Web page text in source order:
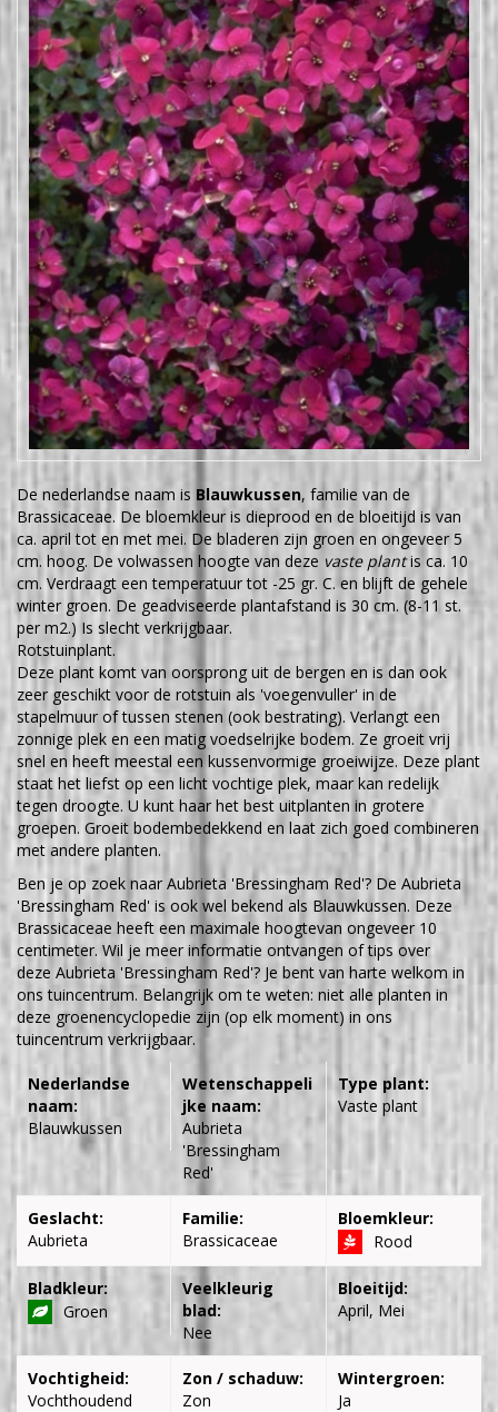
De nederlandse naam is Blauwkussen, familie van de
Brassicaceae. De bloemkleur is dieprood en de bloeitijd is van
ca. april tot en met mei. De bladeren zijn groen en ongeveer 5
cm. hoog. De volwassen hoogte van deze vaste plantis ca. 10
cm. Verdraagt een temperatuur tot -25 gr. C. en blijft de gehele
winter groen. De geadviseerde plantafstand is 30 cm. (8-11 st.
per m2.) Is slecht verkrijgbaar.
Rotstuinplant.
Deze plant komt van oorsprong uit de bergen en is dan ook
zeer geschikt voor de rotstuin als 'voegenvuller' in de
stapelmuur of tussen stenen (ook bestrating). Verlangt een
zonnige plek en een matig voedselrijke bodem. Ze groeit vrij
snel en heeft meestal een kussenvormige groeiwijze. Deze plant
staat het liefst op een licht vochtige plek, maar kan redelijk
tegen droogte. U kunt haar het best uitplanten in grotere
groepen. Groeit bodembedekkend en laat zich goed combineren
met andere planten.
Ben je op zoek naar Aubrieta 'Bressingham Red'? De Aubrieta
'Bressingham Red' is ook wel bekend als Blauwkussen. Deze
Brassicaceae heeft een maximale hoogtevan ongeveer 10
centimeter. Wil je meer informatie ontvangen of tips over
deze Aubrieta 'Bressingham Red'? Je bent van harte welkom in
ons tuincentrum. Belangrijk om te weten: niet alle planten in
deze groenencyclopedie zijn (op elk moment) in ons
tuincentrum verkrijgbaar.
Nederlandse
naam:
Blauwkussen
Wetenschappeli
jke naam:
Aubrieta
'Bressingham
Red'
Type plant:
Vaste plant
Geslacht:
Aubrieta
Familie:
Brassicaceae
Bloemkleur:
Rood
Bladkleur:
Groen
Veelkleurig
blad:
Nee
Bloeitijd:
April, Mei
Vochtigheid:
Vochthoudend
Zon / schaduw:
Zon
Wintergroen:
Ja